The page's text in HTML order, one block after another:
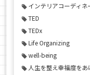
インテリアコーディネ
TED
TEDx
Life Organizing
well-being
人生を整え幸福度を